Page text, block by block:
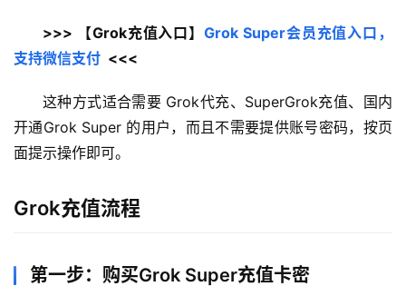
>>> 【Grok充值入口】 Grok Super会员充值入口，
支持微信支付
  <<<
这种方式适合需要 Grok代充、SuperGrok充值、国内
开通Grok Super 的用户，而且不需要提供账号密码，按页
面提示操作即可。
Grok充值流程
第一步：购买Grok Super充值卡密